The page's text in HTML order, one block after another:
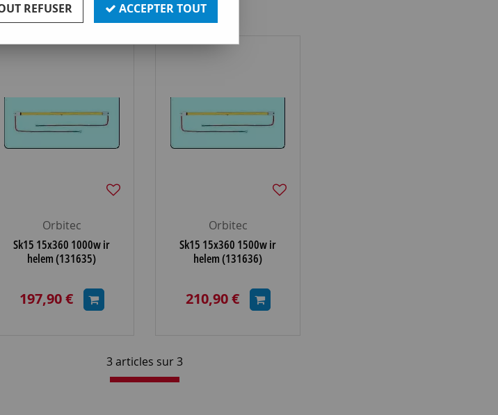
Orbitec
Sk15 15x360 1000w ir
helem (131635)
197,90 €
Orbitec
Sk15 15x360 1500w ir
helem (131636)
210,90 €
3 articles sur3
REFUSER ACCEPTER TOUT